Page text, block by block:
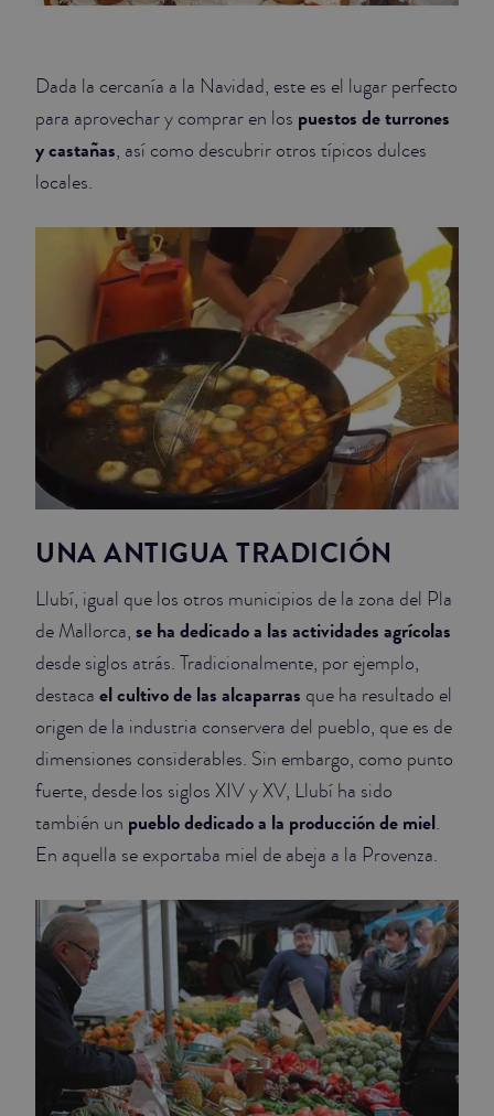
Dada la cercanía a la Navidad, este es el lugar perfecto
para aprovechar y comprar en los puestos de turrones
y castañas, así como descubrir otros típicos dulces
locales.
UNA ANTIGUA TRADICIÓN
Llubí, igual que los otros municipios de la zona del Pla
de Mallorca, se ha dedicado a las actividades agrícolas
desde siglos atrás. Tradicionalmente, por ejemplo,
destaca el cultivo de las alcaparras que ha resultado el
origen de la industria conservera del pueblo, que es de
dimensiones considerables. Sin embargo, como punto
fuerte, desde los siglos XIV y XV, Llubí ha sido
también un pueblo dedicado a la producción de miel.
En aquella se exportaba miel de abeja a la Provenza.